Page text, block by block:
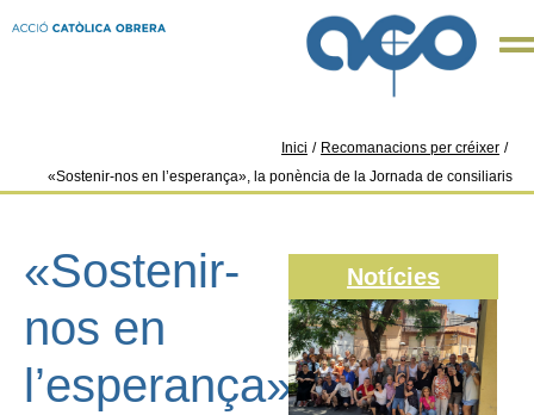
Inici / Recomanacions per créixer /
«Sostenir-nos en l’esperança», la ponència de la Jornada de consiliaris
«Sostenir-
nos en
l’esperança»,
Notícies